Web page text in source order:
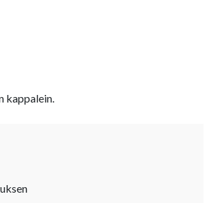
kappalein.